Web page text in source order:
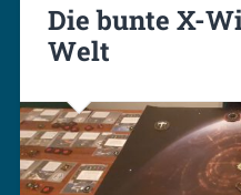
Die bunte X-
Welt